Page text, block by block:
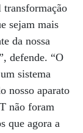
sejam mais
da nossa
defende. “O
sistema
nosso aparato
não foram
que agora a